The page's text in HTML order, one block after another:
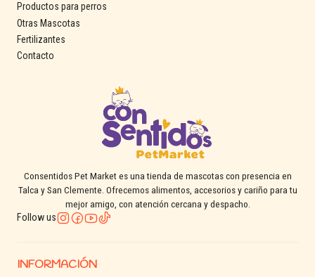
Productos para perros
Otras Mascotas
Fertilizantes
Contacto
Consentidos Pet Market es una tienda de mascotas con presencia en
Talca y San Clemente. Ofrecemos alimentos, accesorios y cariño para tu
mejor amigo, con atención cercana y despacho.
Follow us
INFORMACIÓN